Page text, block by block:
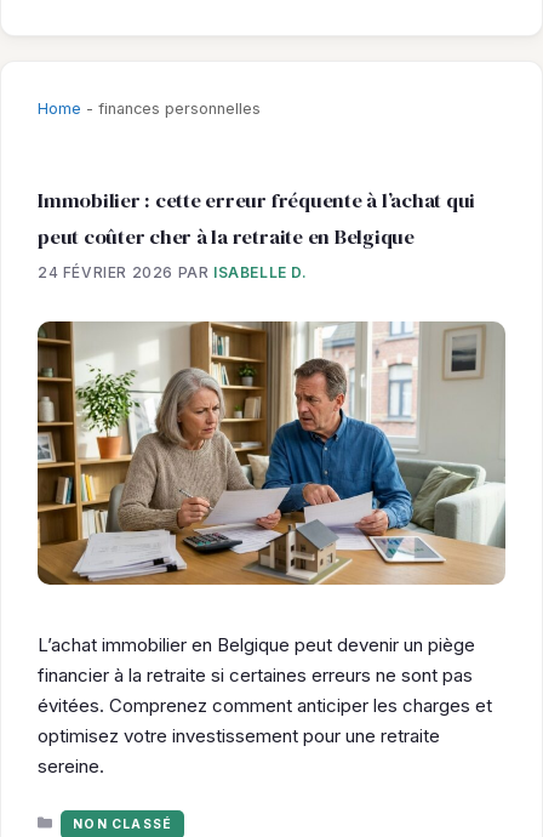
Home - finances personnelles
Immobilier : cette erreur fréquente à l’achat qui
peut coûter cher à la retraite en Belgique
24 FÉVRIER 2026 PAR ISABELLE D.
L’achat immobilier en Belgique peut devenir un piège
financier à la retraite si certaines erreurs ne sont pas
évitées. Comprenez comment anticiper les charges et
optimisez votre investissement pour une retraite
sereine.
CATÉGORIES
NON CLASSÉ